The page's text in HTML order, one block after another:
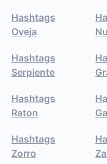
Hashtags
Oveja
Hashtags
Serpiente
Hashtags
Raton
Hashtags
Zorro